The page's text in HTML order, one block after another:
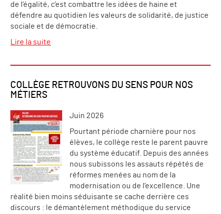
de l’égalité, c’est combattre les idées de haine et
défendre au quotidien les valeurs de solidarité, de justice
sociale et de démocratie.
Lire la suite
COLLÈGE RETROUVONS DU SENS POUR NOS
MÉTIERS
Juin 2026
Pourtant période charnière pour nos
élèves, le collège reste le parent pauvre
du système éducatif. Depuis des années
nous subissons les assauts répétés de
réformes menées au nom de la
modernisation ou de l’excellence. Une
réalité bien moins séduisante se cache derrière ces
discours : le démantèlement méthodique du service